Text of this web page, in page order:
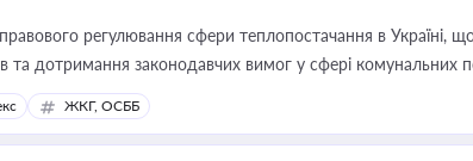
регулювання сфери теплопостачання в Україні,
та дотримання законодавчих вимог у сфері комунальних
ЖКГ, ОСББ